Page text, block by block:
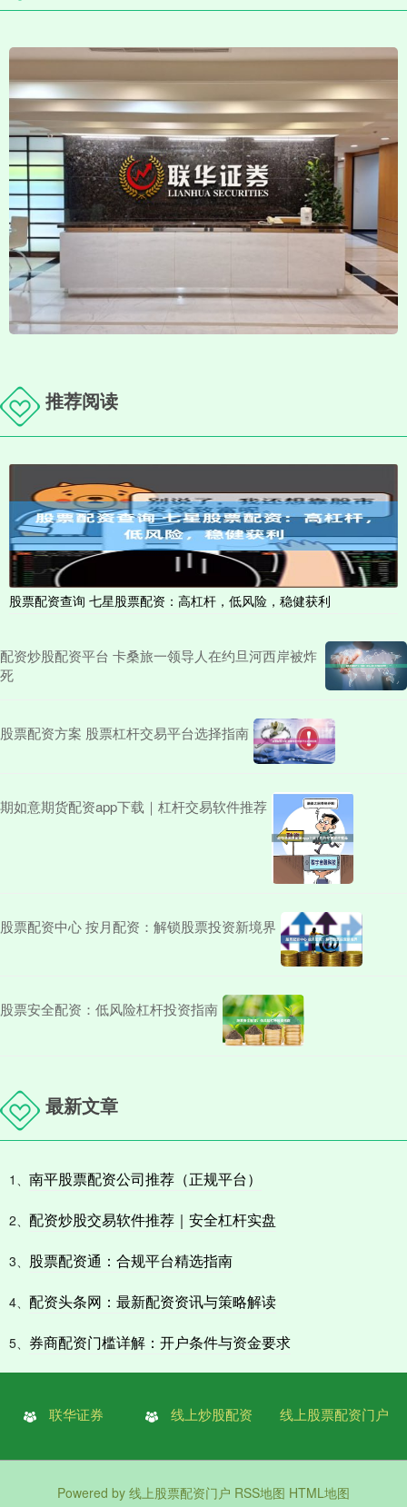
推荐阅读
股票配资查询 七星股票配资：高杠杆，低风险，稳健获利
配资炒股配资平台 卡桑旅一领导人在约旦河西岸被炸
死
股票配资方案 股票杠杆交易平台选择指南
期如意期货配资app下载｜杠杆交易软件推荐
股票配资中心 按月配资：解锁股票投资新境界
股票安全配资：低风险杠杆投资指南
最新文章
1、 南平股票配资公司推荐（正规平台）
2、 配资炒股交易软件推荐｜安全杠杆实盘
3、 股票配资通：合规平台精选指南
4、 配资头条网：最新配资资讯与策略解读
5、 券商配资门槛详解：开户条件与资金要求
联华证券 线上炒股配资 线上股票配资门户
Powered by 线上股票配资门户 RSS地图 HTML地图